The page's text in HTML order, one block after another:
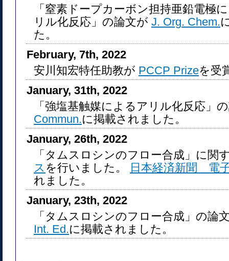
「窒素ドープカーボン担持亜鉛電極
リル化反応」の論文が J. Org. Chem.
た。
February, 7th, 2022
安川知宏特任助教が PCCP Prizeを受
January, 31th, 2022
「強塩基触媒によるアリル化反応」
Commun.に掲載されました。
January, 26th, 2022
「タムスロシンのフロー合成」に関
ス を行いました。
日本経済新聞 電
れました。
January, 23th, 2022
「タムスロシンのフロー合成」の論
Int. Ed.に掲載されました。